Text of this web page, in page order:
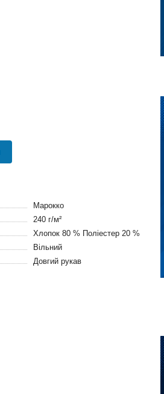
Марокко
240 г/м²
Хлопок 80 % Поліестер 20 %
Вільний
Довгий рукав